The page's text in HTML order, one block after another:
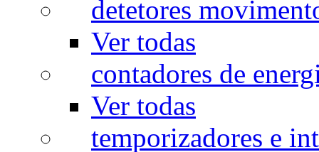
detetores
Ver todas
contadores de
Ver todas
temporizadores e